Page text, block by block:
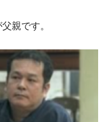
親です。